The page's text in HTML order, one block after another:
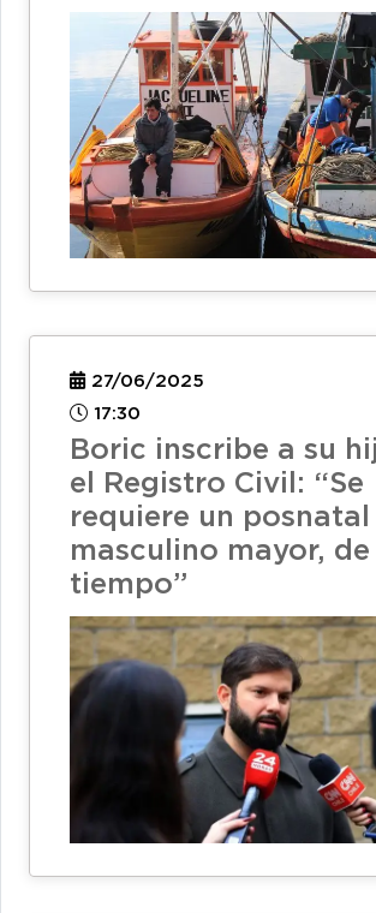
27/06/2025
17:30
Boric inscribe a su
el Registro Civil: “Se
requiere un posnatal
masculino mayor, de
tiempo”